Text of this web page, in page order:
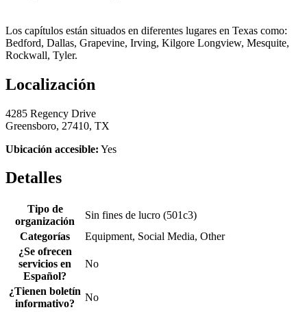
Los capítulos están situados en diferentes lugares en Texas como:
Bedford, Dallas, Grapevine, Irving, Kilgore Longview, Mesquite,
Rockwall, Tyler.
Localización
4285 Regency Drive
Greensboro, 27410, TX
Ubicación accesible: Yes
Detalles
Tipo de
organización
Sin fines de lucro (501c3)
Categorías
Equipment, Social Media, Other
¿Se ofrecen
servicios en
Español?
No
¿Tienen boletín
informativo?
No